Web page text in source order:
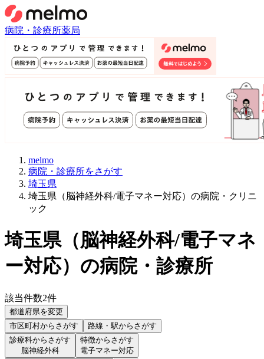
病院・診療所薬局
melmo
病院・診療所をさがす
埼玉県
埼玉県（脳神経外科/電子マネー対応）の病院・クリニ
ック
埼玉県（脳神経外科/電子マネ
ー対応） の病院・診療所
該当件数2件
都道府県を変更
市区町村からさがす 路線・駅からさがす
診療科からさがす
脳神経外科
特徴からさがす
電子マネー対応